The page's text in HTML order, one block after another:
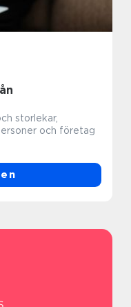
storlekar,
och företag